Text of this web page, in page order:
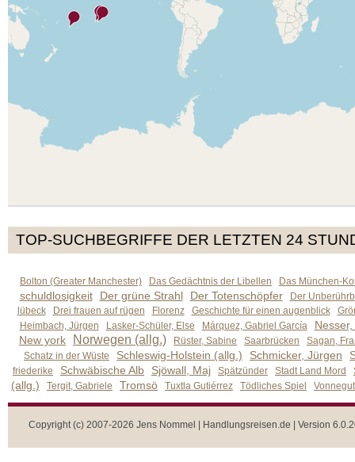
TOP-SUCHBEGRIFFE DER LETZTEN 24
Bolton (Greater Manchester) Das Gedächtnis der Libellen Das München-
schuldlosigkeit Der grüne Strahl Der Totenschöpfer
Der
lübeck
Drei frauen auf rügen Florenz Geschichte für einen augenblick
Heimbach, Jürgen
Lasker-Schüler, Else Márquez, Gabriel García
New york
Norwegen (allg.) Rüster, Sabine Saarbrücken
Sagan,
Schatz in der Wüste
Schleswig-Holstein (allg.) Schmicker, Jürgen
friederike Schwäbische Alb Sjöwall, Maj Spätzünder Stadt Land Mord
(allg.) Tergit, Gabriele Tromsö Tuxtla Gutiérrez Tödliches Spiel
Copyright (c) 2007-2026 Jens Nommel | Handlungsreisen.de | Version